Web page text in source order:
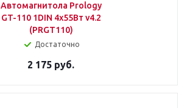
Автомагнитола Prology
GT-110 1DIN 4x55Вт v4.2
(PRGT110)
Достаточно
2 175 руб.